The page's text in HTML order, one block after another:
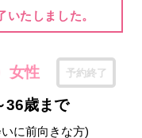
たしました。
女性 予約終了
36歳まで
に前向きな方)